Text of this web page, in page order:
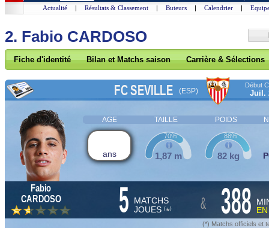
Actualité | Résultats & Classement | Buteurs | Calendrier |
2. Fabio CARDOSO
Fiche d'identité Bilan et Matchs saison Carrière & Sélections
FC SEVILLE (ESP)
Début
Juil.
AGE TAILLE POIDS
ans 1,87 m
70%
82 kg
88%
Fabio
CARDOSO
5 MATCHS
JOUES (*) & 388
(*) Matchs officiels et